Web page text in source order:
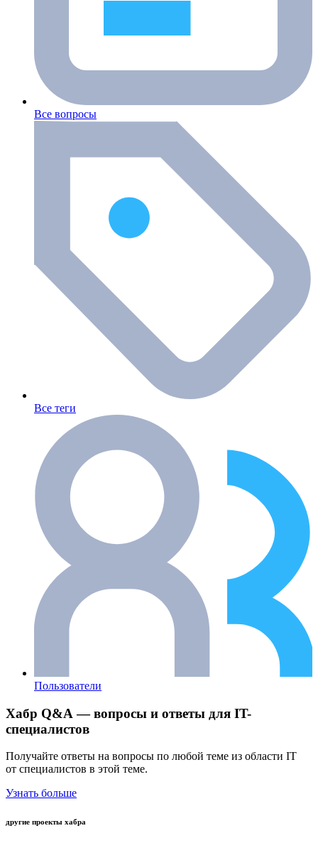
Все вопросы
Все теги
Пользователи
Хабр Q&A — вопросы и ответы для IT-
специалистов
Получайте ответы на вопросы по любой теме из области IT
от специалистов в этой теме.
Узнать больше
другие проекты хабра